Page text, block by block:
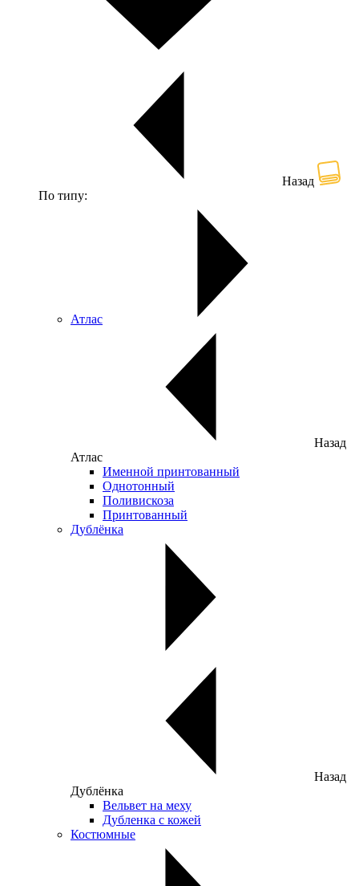
Назад
По типу:
Атлас
Назад
Атлас
Именной принтованный
Однотонный
Поливискоза
Принтованный
Дублёнка
Назад
Дублёнка
Вельвет на меху
Дубленка с кожей
Костюмные